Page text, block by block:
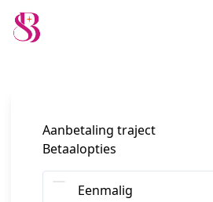
Aanbetaling traject
Betaalopties
Eenmalig